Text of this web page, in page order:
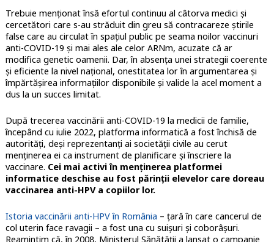
Trebuie menționat însă efortul continuu al câtorva medici și
cercetători care s-au străduit din greu să contracareze știrile
false care au circulat în spațiul public pe seama noilor vaccinuri
anti-COVID-19 și mai ales ale celor ARNm, acuzate că ar
modifica genetic oamenii. Dar, în absența unei strategii coerente
și eficiente la nivel național, onestitatea lor în argumentarea și
împărtășirea informațiilor disponibile și valide la acel moment a
dus la un succes limitat.
După trecerea vaccinării anti-COVID-19 la medicii de familie,
începând cu iulie 2022, platforma informatică a fost închisă de
autorități, deși reprezentanți ai societății civile au cerut
menținerea ei ca instrument de planificare și înscriere la
vaccinare. Cei mai activi în menținerea platformei
informatice deschise au fost părinții elevelor care doreau
vaccinarea anti-HPV a copiilor lor.
Istoria vaccinării anti-HPV în România – țară în care cancerul de
col uterin face ravagii – a fost una cu suișuri și coborâșuri.
Reamintim că, în 2008, Ministerul Sănătății a lansat o campanie